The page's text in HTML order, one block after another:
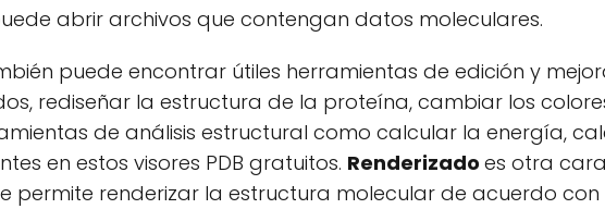
abrir archivos que contengan datos moleculares.
puede encontrar útiles herramientas de edición y
rediseñar la estructura de la proteína, cambiar los
de análisis estructural como calcular la energía,
en estos visores PDB gratuitos. Renderizado es otra
permite renderizar la estructura molecular de acuerdo